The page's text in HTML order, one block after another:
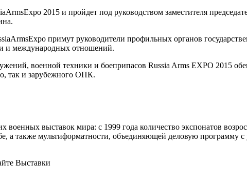
2015 и пройдет под руководством заместителя
примут руководители профильных органов
и международных отношений.
военной техники и боеприпасов Russia Arms EXPO 2015
так и зарубежного ОПК.
военных выставок мира: с 1999 года количество экспонатов
а также мультиформатности, объединяющей деловую
Выставки